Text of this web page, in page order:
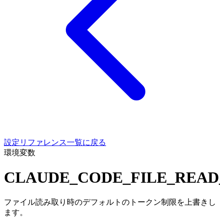
設定リファレンス一覧に戻る
環境変数
ファイル読み取り時のデフォルトのトークン制限を上書きし
ます。